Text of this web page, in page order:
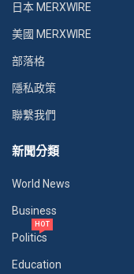
日本 MERXWIRE
美國 MERXWIRE
部落格
隱私政策
聯繫我們
新聞分類
World News
Business
Politics
HOT
Education